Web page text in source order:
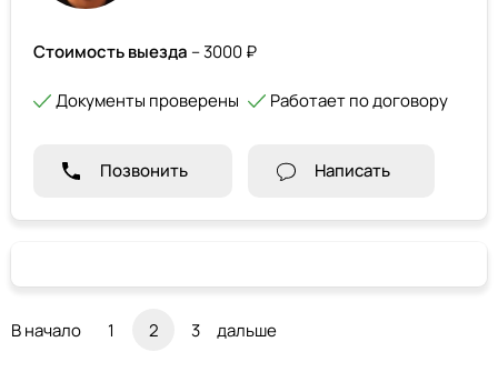
Стоимость выезда – 3000 ₽
Документы проверены Работает по договору
Позвонить Написать
В начало 1 2 3 дальше